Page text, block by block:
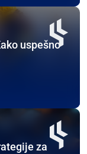
uspešno
za